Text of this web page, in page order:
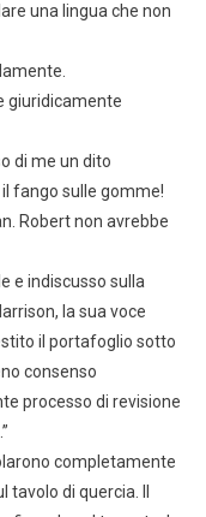
una lingua che non
giuridicamente
di me un dito
fango sulle gomme!
Robert non avrebbe
e indiscusso sulla
la sua voce
il portafoglio sotto
consenso
processo di revisione
completamente
di quercia. Il